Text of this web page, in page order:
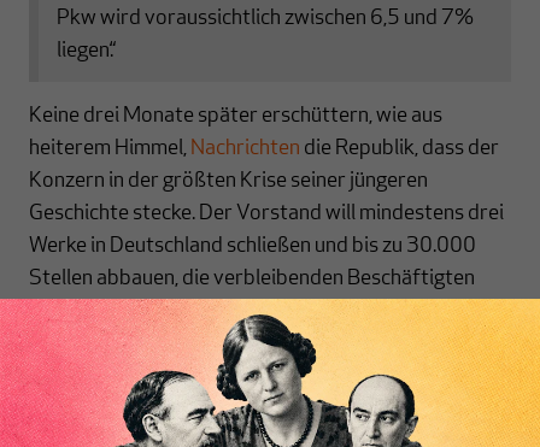
Pkw wird voraussichtlich zwischen 6,5 und 7%
liegen.“
Keine drei Monate später erschüttern, wie aus
heiterem Himmel, Nachrichten die Republik, dass der
Konzern in der größten Krise seiner jüngeren
Geschichte stecke. Der Vorstand will mindestens drei
Werke in Deutschland schließen und bis zu 30.000
Stellen abbauen, die verbleibenden Beschäftigten
sollen bis zu 20 Prozent weniger verdienen. VW wird
in den Medien als „Sanierungsfall“ bezeichnet.
Wie passen diese Nachrichten zusammen? Im
Wesentlichen dadurch, so die Medienberichte, dass